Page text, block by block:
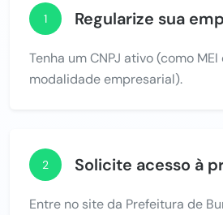
1 Regularize sua
Tenha um CNPJ ativo (como
modalidade empresarial).
2 Solicite acesso à
Entre no site da Prefeitura de